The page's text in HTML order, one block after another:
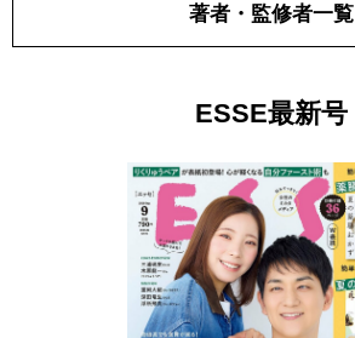
著者・監修者一覧
ESSE最新号